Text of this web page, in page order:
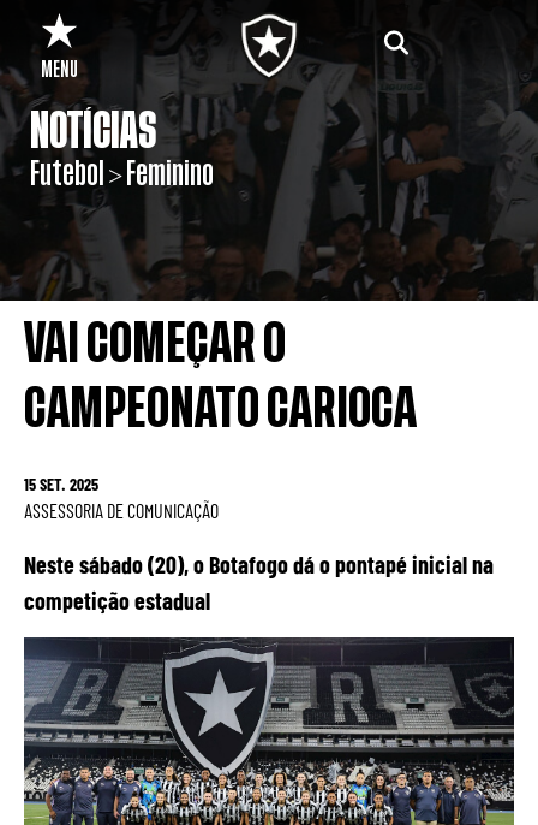
MENU
NOTÍCIAS
Futebol > Feminino
VAI COMEÇAR O
CAMPEONATO CARIOCA
15 SET. 2025
ASSESSORIA DE COMUNICAÇÃO
Neste sábado (20), o Botafogo dá o pontapé inicial na
competição estadual